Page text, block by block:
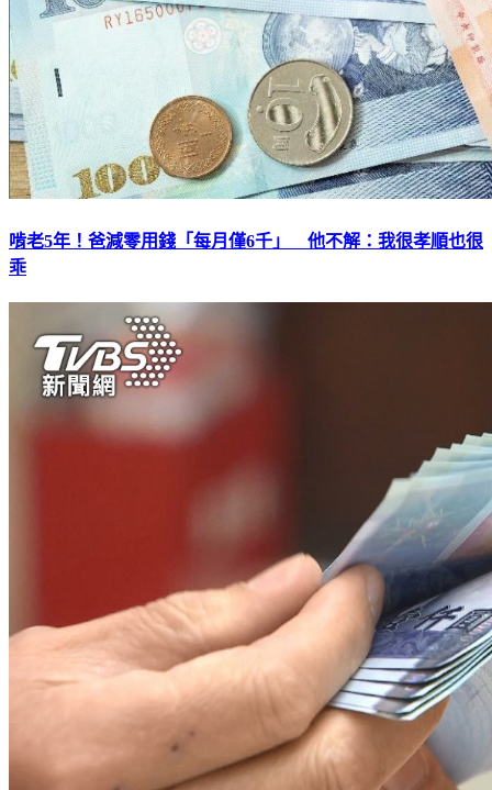
啃老5年！爸減零用錢「每月僅6千」 他不解：我很孝順也很
乖